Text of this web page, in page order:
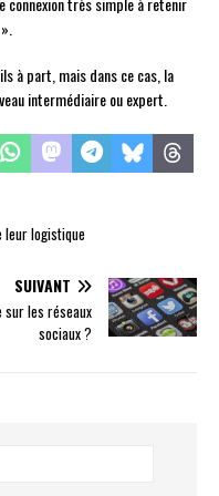
à part, mais dans ce cas, la
intermédiaire ou expert.
leur logistique
SUIVANT
les réseaux
sociaux ?